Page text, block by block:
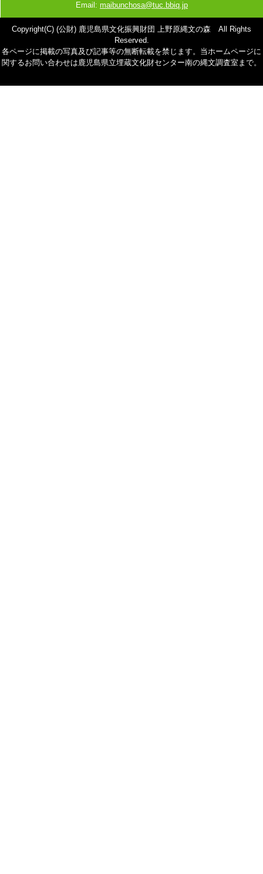
Email: maibunchosa@tuc.bbiq.jp
Copyright(C) (公財) 鹿児島県文化振興財団 上野原縄文の森 All Rights
Reserved.
各ページに掲載の写真及び記事等の無断転載を禁じます。当ホームページに
関するお問い合わせは鹿児島県立埋蔵文化財センター南の縄文調査室まで。